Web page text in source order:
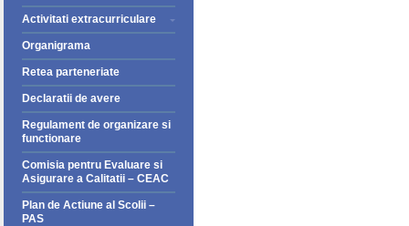
Activitati extracurriculare
Organigrama
Retea parteneriate
Declaratii de avere
Regulament de organizare si
functionare
Comisia pentru Evaluare si
Asigurare a Calitatii – CEAC
Plan de Actiune al Scolii –
PAS